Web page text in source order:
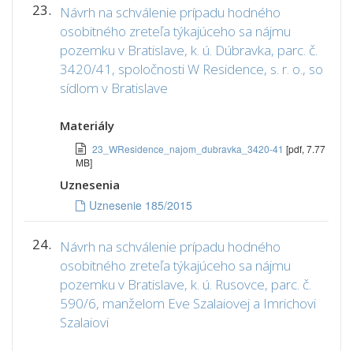
23.
Návrh na schválenie prípadu hodného
osobitného zreteľa týkajúceho sa nájmu
pozemku v Bratislave, k. ú. Dúbravka, parc. č.
3420/41, spoločnosti W Residence, s. r. o., so
sídlom v Bratislave
Materiály
23_WResidence_najom_dubravka_3420-41 [pdf, 7.77
MB]
Uznesenia
Uznesenie 185/2015
24.
Návrh na schválenie prípadu hodného
osobitného zreteľa týkajúceho sa nájmu
pozemku v Bratislave, k. ú. Rusovce, parc. č.
590/6, manželom Eve Szalaiovej a Imrichovi
Szalaiovi